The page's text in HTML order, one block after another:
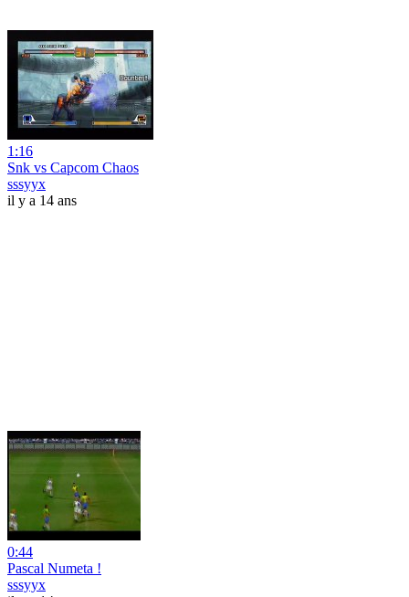
1:16
Snk vs Capcom Chaos
sssyyx
il y a 14 ans
0:44
Pascal Numeta !
sssyyx